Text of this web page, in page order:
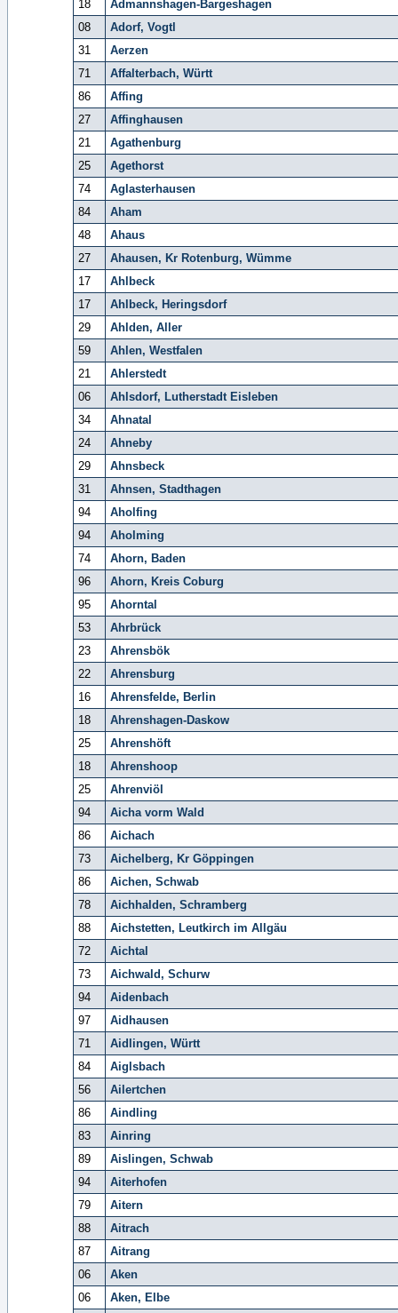
18
Admannshagen-Bargeshagen
08
Adorf, Vogtl
31
Aerzen
71
Affalterbach, Württ
86
Affing
27
Affinghausen
21
Agathenburg
25
Agethorst
74
Aglasterhausen
84
Aham
48
Ahaus
27
Ahausen, Kr Rotenburg, Wümme
17
Ahlbeck
17
Ahlbeck, Heringsdorf
29
Ahlden, Aller
59
Ahlen, Westfalen
21
Ahlerstedt
06
Ahlsdorf, Lutherstadt Eisleben
34
Ahnatal
24
Ahneby
29
Ahnsbeck
31
Ahnsen, Stadthagen
94
Aholfing
94
Aholming
74
Ahorn, Baden
96
Ahorn, Kreis Coburg
95
Ahorntal
53
Ahrbrück
23
Ahrensbök
22
Ahrensburg
16
Ahrensfelde, Berlin
18
Ahrenshagen-Daskow
25
Ahrenshöft
18
Ahrenshoop
25
Ahrenviöl
94
Aicha vorm Wald
86
Aichach
73
Aichelberg, Kr Göppingen
86
Aichen, Schwab
78
Aichhalden, Schramberg
88
Aichstetten, Leutkirch im Allgäu
72
Aichtal
73
Aichwald, Schurw
94
Aidenbach
97
Aidhausen
71
Aidlingen, Württ
84
Aiglsbach
56
Ailertchen
86
Aindling
83
Ainring
89
Aislingen, Schwab
94
Aiterhofen
79
Aitern
88
Aitrach
87
Aitrang
06
Aken
06
Aken, Elbe